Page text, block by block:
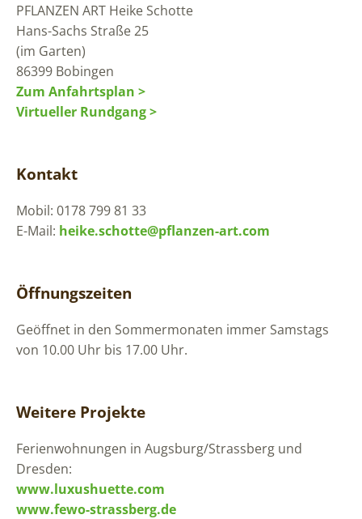
PFLANZEN ART Heike Schotte
Hans-Sachs Straße 25
(im Garten)
86399 Bobingen
Zum Anfahrtsplan >
Virtueller Rundgang >
Kontakt
Mobil: 0178 799 81 33
E-Mail: heike.schotte@pflanzen-art.com
Öffnungszeiten
Geöffnet in den Sommermonaten immer Samstags
von 10.00 Uhr bis 17.00 Uhr.
Weitere Projekte
Ferienwohnungen in Augsburg/Strassberg und
Dresden:
www.luxushuette.com
www.fewo-strassberg.de